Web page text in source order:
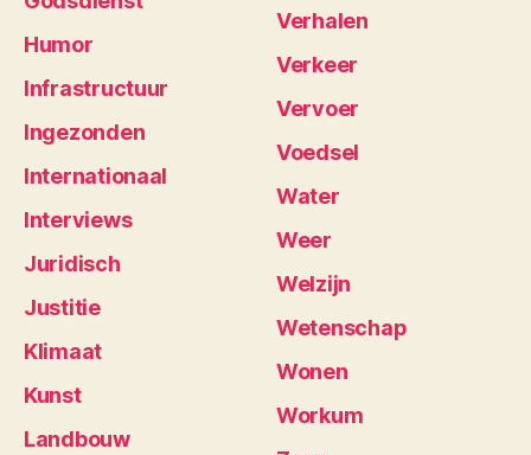
Humor
Infrastructuur
Ingezonden
Internationaal
Interviews
Juridisch
Justitie
Klimaat
Kunst
Landbouw
Verhalen
Verkeer
Vervoer
Voedsel
Water
Weer
Welzijn
Wetenschap
Wonen
Workum